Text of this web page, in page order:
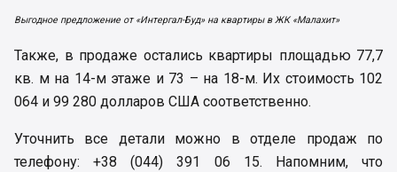
Выгодное предложение от «Интергал-Буд» на квартиры в ЖК «Малахит»
Также, в продаже остались квартиры площадью 77,7
кв. м на 14-м этаже и 73 – на 18-м. Их стоимость 102
064 и 99 280 долларов США соответственно.
Уточнить все детали можно в отделе продаж по
телефону: +38 (044) 391 06 15. Напомним, что